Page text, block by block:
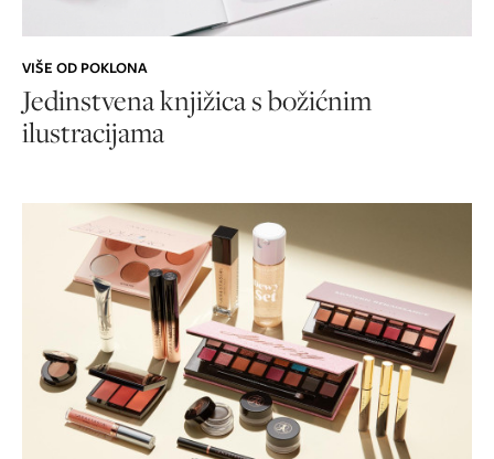
VIŠE OD POKLONA
Jedinstvena knjižica s božićnim
ilustracijama